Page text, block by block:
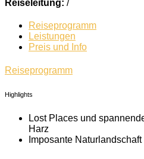
Reiseleitung: /
Reiseprogramm
Leistungen
Preis und Info
Reiseprogramm
Highlights
Lost Places und
Harz
Imposante Naturlandschaft